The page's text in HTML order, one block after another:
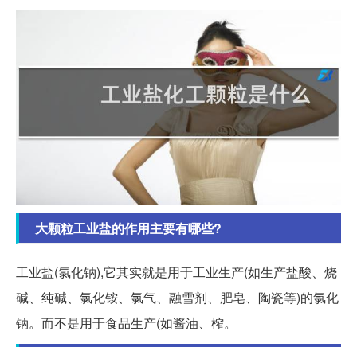
大颗粒工业盐的作用主要有哪些?
工业盐(氯化钠),它其实就是用于工业生产(如生产盐酸、烧
碱、纯碱、氯化铵、氯气、融雪剂、肥皂、陶瓷等)的氯化
钠。而不是用于食品生产(如酱油、榨。